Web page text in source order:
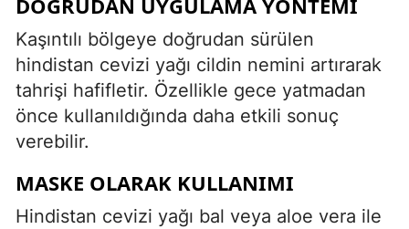
Kaşıntılı bölgeye doğrudan sürülen
hindistan cevizi yağı cildin nemini artırarak
tahrişi hafifletir. Özellikle gece yatmadan
önce kullanıldığında daha etkili sonuç
verebilir.
MASKE OLARAK KULLANIMI
Hindistan cevizi yağı bal veya aloe vera ile